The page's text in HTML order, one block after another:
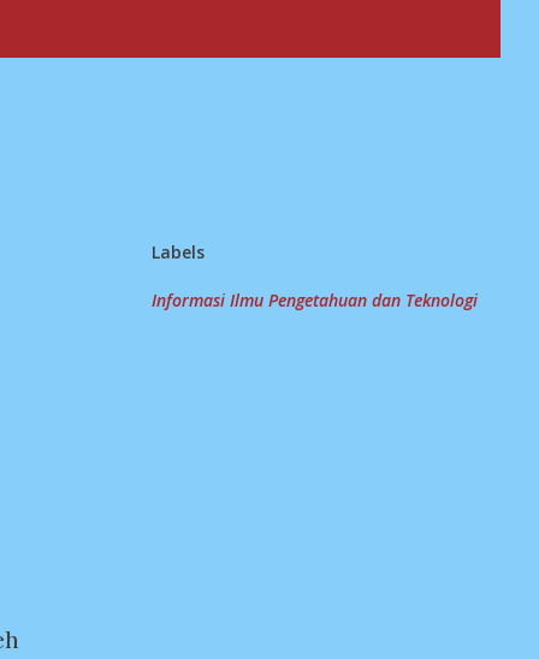
Labels
Informasi Ilmu Pengetahuan dan Teknologi